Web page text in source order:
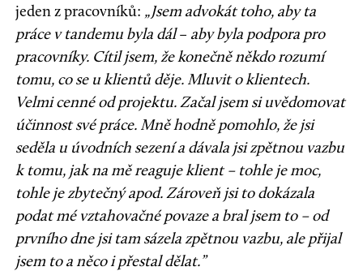
jeden z pracovníků: „Jsem advokát toho, aby ta
práce v tandemu byla dál– aby byla podpora pro
pracovníky. Cítil jsem, že konečně někdo rozumí
tomu, co se u klientů děje. Mluvit o klientech.
Velmi cenné od projektu. Začal jsem si uvědomovat
účinnost své práce. Mně hodně pomohlo, že jsi
seděla u úvodních sezení a dávala jsi zpětnou vazbu
k tomu, jak na mě reaguje klient – tohle je moc,
tohle je zbytečný apod. Zároveň jsi to dokázala
podat mé vztahovačné povaze a bral jsem to – od
prvního dne jsi tam sázela zpětnou vazbu, ale přijal
jsem to a něco i přestal dělat.”